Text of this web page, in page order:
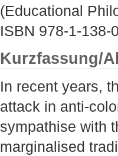
(Educational
ISBN 978-1-138-
Kurzfassung/
In recent years,
attack in anti-
sympathise with
marginalised